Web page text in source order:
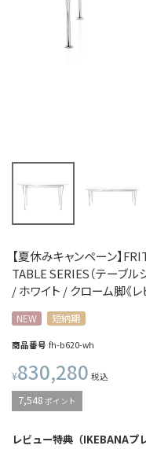
【夏休みキャンペーン】
TABLE SERIES（テーブ
/ ホワイト / クローム脚《
NEW 短納期
商品番号 fh-b620-wh
¥830,280 税込
7,548 ポイント
レビュー特典（IKEBANAプ